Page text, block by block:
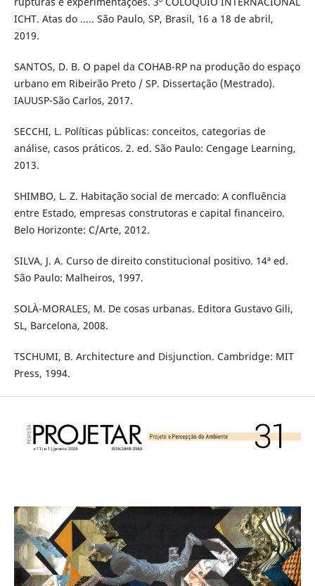
ICHT. Atas do ..... São Paulo, SP, Brasil, 16 a 18 de abril,
2019.
SANTOS, D. B. O papel da COHAB-RP na produção do espaço
urbano em Ribeirão Preto / SP. Dissertação (Mestrado).
IAUUSP-São Carlos, 2017.
SECCHI, L. Políticas públicas: conceitos, categorias de
análise, casos práticos. 2. ed. São Paulo: Cengage Learning,
2013.
SHIMBO, L. Z. Habitação social de mercado: A confluência
entre Estado, empresas construtoras e capital financeiro.
Belo Horizonte: C/Arte, 2012.
SILVA, J. A. Curso de direito constitucional positivo. 14ª ed.
São Paulo: Malheiros, 1997.
SOLÀ-MORALES, M. De cosas urbanas. Editora Gustavo Gili,
SL, Barcelona, 2008.
TSCHUMI, B. Architecture and Disjunction. Cambridge: MIT
Press, 1994.